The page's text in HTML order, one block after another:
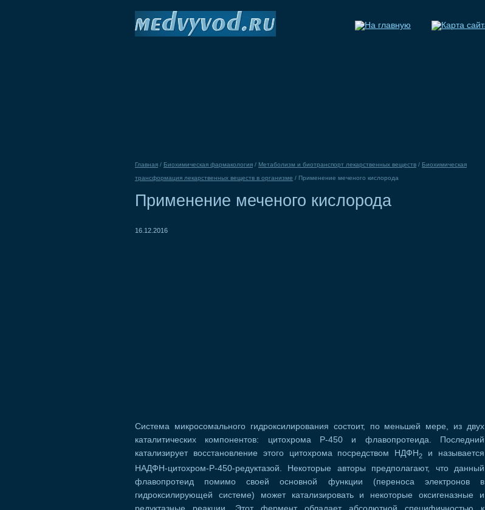
Главная / Биохимическая фармакология / Метаболизм и биотранспорт лекарственных веществ / Биохимическая
трансформация лекарственных веществ в организме / Применение меченого кислорода
Применение меченого кислорода
16.12.2016
Система микросомального гидроксилирования состоит, по меньшей мере, из двух
каталитических компонентов: цитохрома Р-450 и флавопротеида. Последний
катализирует восстановление этого цитохрома посредством НДФН2
и называется
НАДФН-цитохром-Р-450-редуктазой. Некоторые авторы предполагают, что данный
флавопротеид помимо своей основной функции (переноса электронов в
гидроксилирующей системе) может катализировать и некоторые оксигеназные и